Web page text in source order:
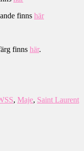
finns här
finns här.
, Maje, Saint Laurent